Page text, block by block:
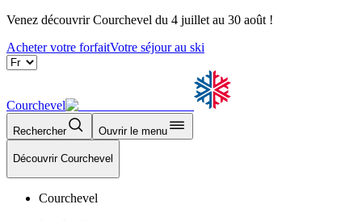
Venez découvrir Courchevel du 4 juillet au 30 août !
Acheter votre forfaitVotre séjour au ski
Courchevel
Rechercher Ouvrir le menu
Découvrir Courchevel
Courchevel